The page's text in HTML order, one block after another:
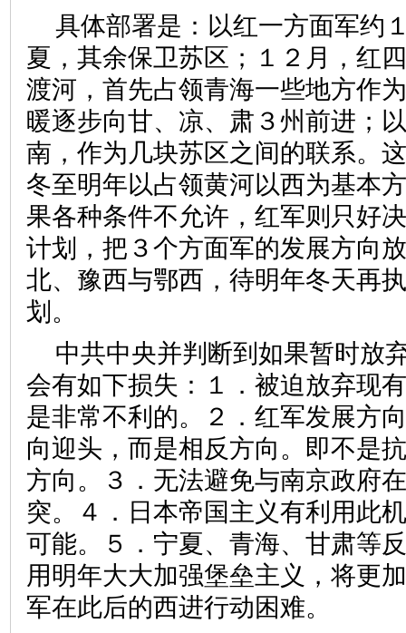
具体部署是：以红一方面军约
夏，其余保卫苏区；１２月，红
渡河，首先占领青海一些地方作
暖逐步向甘、凉、肃３州前进；
南，作为几块苏区之间的联系。
冬至明年以占领黄河以西为基本
果各种条件不允许，红军则只好
计划，把３个方面军的发展方向
北、豫西与鄂西，待明年冬天再
划。
中共中央并判断到如果暂时放
会有如下损失：１．被迫放弃现
是非常不利的。２．红军发展方
向迎头，而是相反方向。即不是
方向。３．无法避免与南京政府
突。４．日本帝国主义有利用此
可能。５．宁夏、青海、甘肃等
用明年大大加强堡垒主义，将更
军在此后的西进行动困难。